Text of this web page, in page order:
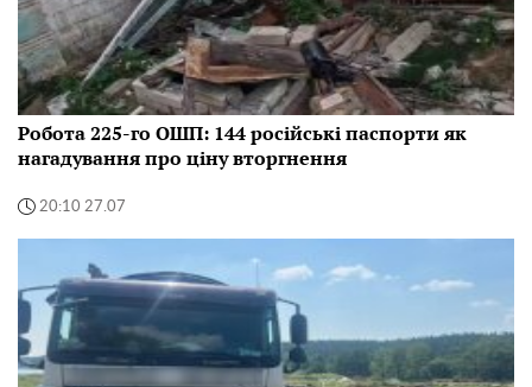
Робота 225-го ОШП: 144 російські паспорти як
нагадування про ціну вторгнення
20:10 27.07